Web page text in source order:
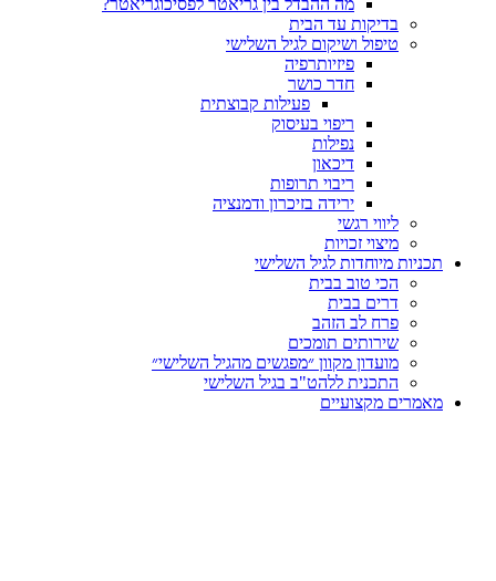
מה ההבדל בין גריאטר לפסיכוגריאטר?
בדיקות עד הבית
טיפול ושיקום לגיל השלישי
פיזיותרפיה
חדר כושר
פעילות קבוצתית
ריפוי בעיסוק
ריבוי תרופות
ירידה בזיכרון ודמנציה
מיצוי זכויות
מיוחדות לגיל השלישי
הכי טוב בבית
דרים בבית
פרח לב הזהב
שירותים תומכים
מועדון מקוון ״מפגשים מהגיל השלישי״
התכנית ללהט"ב בגיל השלישי
מקצועיים